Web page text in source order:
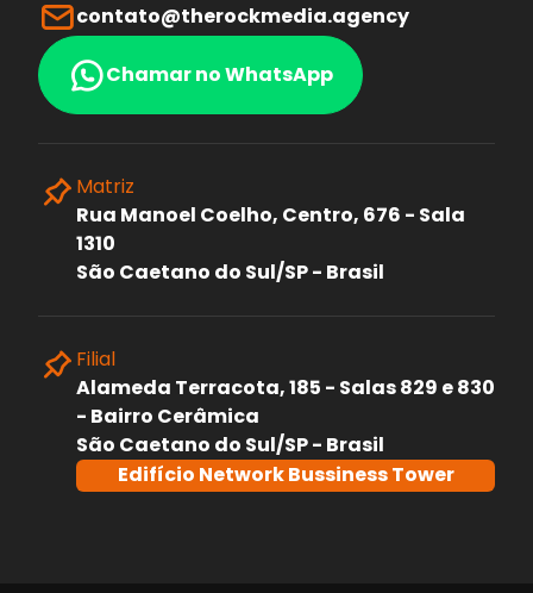
contato@therockmedia.agency
Chamar no WhatsApp
Matriz
Rua Manoel Coelho, Centro, 676 - Sala
1310
São Caetano do Sul/SP - Brasil
Filial
Alameda Terracota, 185 - Salas 829 e 830
- Bairro Cerâmica
São Caetano do Sul/SP - Brasil
Edifício Network Bussiness Tower